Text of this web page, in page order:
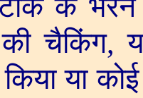
के भरने
चैकिंग,
या